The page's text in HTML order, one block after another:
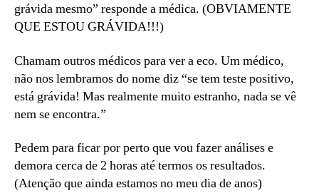
grávida mesmo” responde a médica. (OBVIAMENTE
QUE ESTOU GRÁVIDA!!!)
Chamam outros médicos para ver a eco. Um médico,
não nos lembramos do nome diz “se tem teste positivo,
está grávida! Mas realmente muito estranho, nada se vê
nem se encontra.”
Pedem para ficar por perto que vou fazer análises e
demora cerca de 2 horas até termos os resultados.
(Atenção que ainda estamos no meu dia de anos)